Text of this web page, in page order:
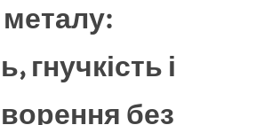
гнучкість і
без